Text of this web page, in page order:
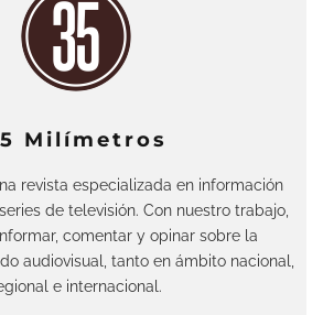
Milímetros
revista especializada en información
de televisión. Con nuestro trabajo,
comentar y opinar sobre la
audiovisual, tanto en ámbito nacional,
e internacional.